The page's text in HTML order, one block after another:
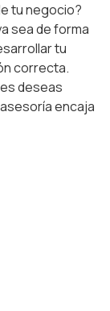
tu negocio?
sea de forma
tu
correcta.
deseas
encaja